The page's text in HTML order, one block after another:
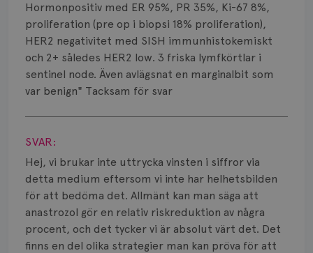
Hormonpositiv med ER 95%, PR 35%, Ki-67 8%,
proliferation (pre op i biopsi 18% proliferation),
HER2 negativitet med SISH immunhistokemiskt
och 2+ således HER2 low. 3 friska lymfkörtlar i
sentinel node. Även avlägsnat en marginalbit som
var benign" Tacksam för svar
Visa svar
SVAR:
Hej, vi brukar inte uttrycka vinsten i siffror via
detta medium eftersom vi inte har helhetsbilden
för att bedöma det. Allmänt kan man säga att
anastrozol gör en relativ riskreduktion av några
procent, och det tycker vi är absolut värt det. Det
finns en del olika strategier man kan pröva för att
Typ av bröstcancer
Smärta
Prognos
Risker
Strålning
Vätska